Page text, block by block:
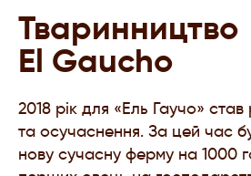
Тваринництво
El Gaucho
2018 рік для «Ель Гаучо»
та осучаснення. За цей час
нову сучасну ферму на 1000